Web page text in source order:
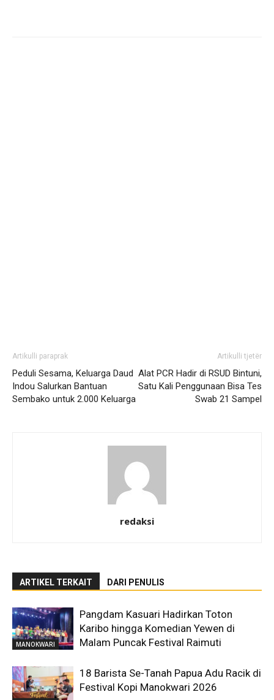
Artikulli paraprak
Peduli Sesama, Keluarga Daud
Indou Salurkan Bantuan
Sembako untuk 2.000 Keluarga
Artikulli tjetër
Alat PCR Hadir di RSUD Bintuni,
Satu Kali Penggunaan Bisa Tes
Swab 21 Sampel
redaksi
ARTIKEL TERKAIT DARI PENULIS
MANOKWARI
Pangdam Kasuari Hadirkan Toton
Karibo hingga Komedian Yewen di
Malam Puncak Festival Raimuti
18 Barista Se-Tanah Papua Adu Racik di
Festival Kopi Manokwari 2026